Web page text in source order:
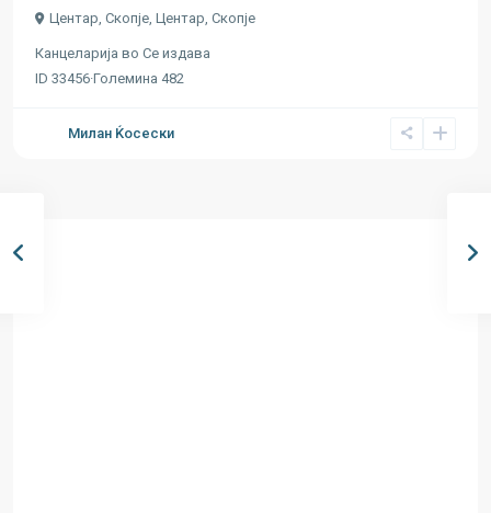
Центар, Скопје, Центар, Скопје
Канцеларија во Се издава
ID 33456·Големина 482
Милан Ќосески